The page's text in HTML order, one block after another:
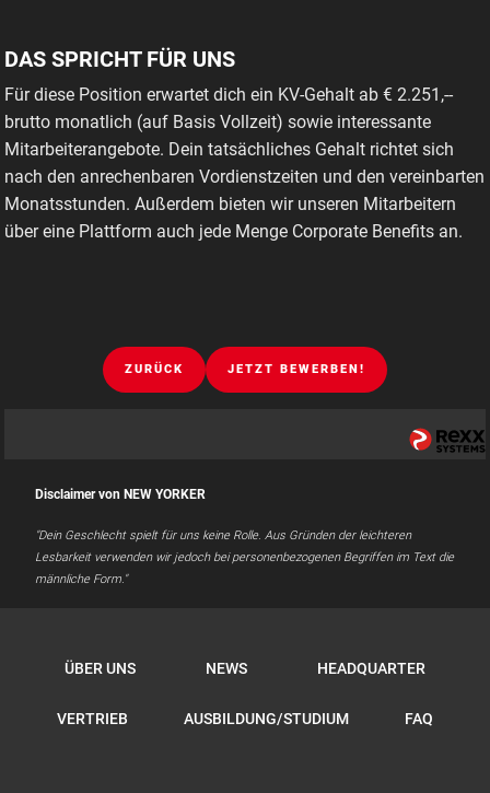
DAS SPRICHT FÜR UNS
Für diese Position erwartet dich ein KV-Gehalt ab € 2.251,--
brutto monatlich (auf Basis Vollzeit) sowie interessante
Mitarbeiterangebote. Dein tatsächliches Gehalt richtet sich
nach den anrechenbaren Vordienstzeiten und den vereinbarten
Monatsstunden. Außerdem bieten wir unseren Mitarbeitern
über eine Plattform auch jede Menge Corporate Benefits an.
ZURÜCK JETZT BEWERBEN!
Disclaimer von NEW YORKER
"Dein Geschlecht spielt für uns keine Rolle. Aus Gründen der leichteren
Lesbarkeit verwenden wir jedoch bei personenbezogenen Begriffen im Text die
männliche Form."
ÜBER UNS NEWS HEADQUARTER
VERTRIEB AUSBILDUNG/STUDIUM FAQ